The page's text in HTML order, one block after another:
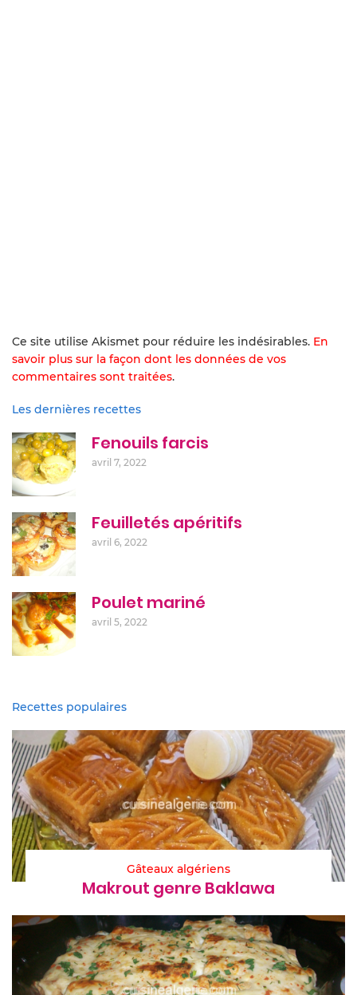
Ce site utilise Akismet pour réduire les indésirables. En
savoir plus sur la façon dont les données de vos
commentaires sont traitées.
Les dernières recettes
Fenouils farcis
avril 7, 2022
Feuilletés apéritifs
avril 6, 2022
Poulet mariné
avril 5, 2022
Recettes populaires
Gâteaux algériens
Makrout genre Baklawa